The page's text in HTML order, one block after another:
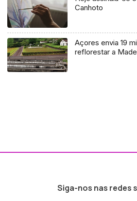
Canhoto
Açores envia 19
reflorestar a
Siga-nos nas redes